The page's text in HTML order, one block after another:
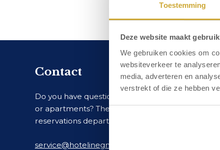
Toestemming
Deze website maakt
We gebruiken cookies om
websiteverkeer te
media, adverteren en
verstrekt of die ze hebben
Contact
Do you have questions about one of our hotels
or apartments? Then you can contact the
reservations department of Hotel Zuiderduin.
service@hotelinegmond.nl